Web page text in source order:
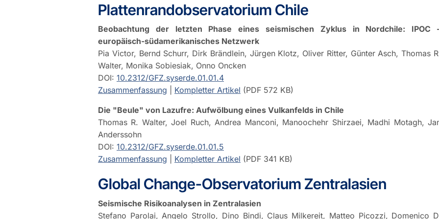
Plattenrandobservatorium Chile
Beobachtung der letzten Phase eines seismischen Zyklus in Nordchile: IPOC
europäisch-südamerikanisches Netzwerk
Pia Victor, Bernd Schurr, Dirk Brändlein, Jürgen Klotz, Oliver Ritter, Günter Asch, Thomas
Walter, Monika Sobiesiak, Onno Oncken
DOI: 10.2312/GFZ.syserde.01.01.4
Zusammenfassung
Kompletter Artikel (PDF 572 KB)
Die "Beule" von Lazufre: Aufwölbung eines Vulkanfelds in Chile
Thomas R. Walter, Joel Ruch, Andrea Manconi, Manoochehr Shirzaei, Madhi Motagh,
Anderssohn
DOI: 10.2312/GFZ.syserde.01.01.5
Zusammenfassung
Kompletter Artikel (PDF 341 KB)
Global Change-Observatorium Zentralasien
Seismische Risikoanalysen in Zentralasien
Stefano Parolai, Angelo Strollo, Dino Bindi, Claus Milkereit, Matteo Picozzi, Domenico